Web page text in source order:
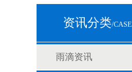
资讯分类/CASE
雨滴资讯